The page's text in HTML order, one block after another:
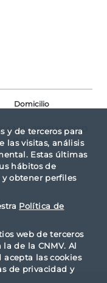
y de terceros para
las visitas, análisis
Estas últimas
hábitos de
y obtener perfiles
Política de
web de terceros
de la CNMV. Al
acepta las cookies
de privacidad y
Domicilio
N.11 - 28001 MADRID
(MADRID)